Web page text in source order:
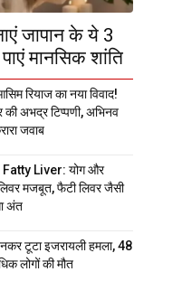
जापान के ये 3
मानसिक शांति
रियाज का नया विवाद!
की अभद्र टिप्पणी, अभिनव
जवाब
Liver: योग और
मजबूत, फैटी लिवर जैसी
अंत
टूटा इजरायली हमला, 48
लोगों की मौत